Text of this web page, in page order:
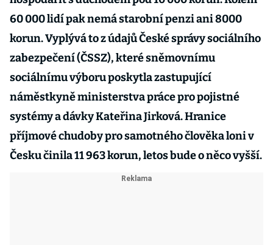
60 000 lidí pak nemá starobní penzi ani 8000
korun. Vyplývá to z údajů České správy sociálního
zabezpečení (ČSSZ), které sněmovnímu
sociálnímu výboru poskytla zastupující
náměstkyně ministerstva práce pro pojistné
systémy a dávky Kateřina Jirková. Hranice
příjmové chudoby pro samotného člověka loni v
Česku činila 11 963 korun, letos bude o něco vyšší.